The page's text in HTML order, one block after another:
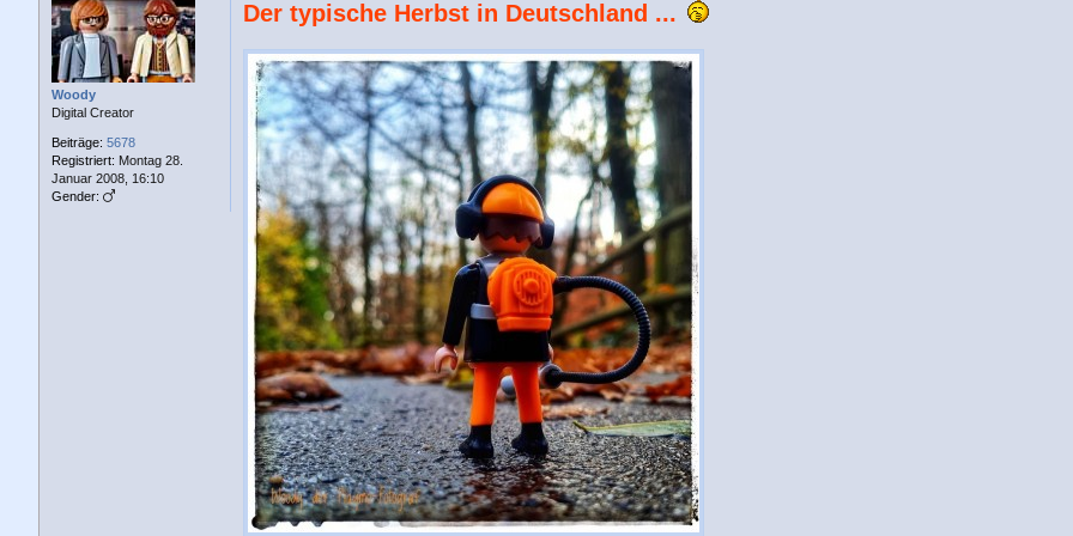
Woody
Digital Creator
Beiträge: 5678
Registriert: Montag 28.
Januar 2008, 16:10
Gender:
i
a
g
Der typische Herbst in Deutschland ...